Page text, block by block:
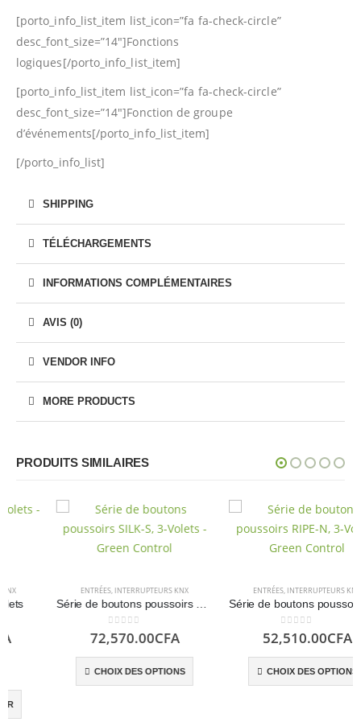
[porto_info_list_item list_icon=”fa fa-check-circle”
desc_font_size=”14″]Fonctions
logiques[/porto_info_list_item]
[porto_info_list_item list_icon=”fa fa-check-circle”
desc_font_size=”14″]Fonction de groupe
d’événements[/porto_info_list_item]
[/porto_info_list]
SHIPPING
TÉLÉCHARGEMENTS
INFORMATIONS COMPLÉMENTAIRES
AVIS (0)
VENDOR INFO
MORE PRODUCTS
PRODUITS SIMILAIRES
INTERRUPTEURS KNX
Série de boutons poussoirs SILK-S, 3-Volet – Green Controls
sur 5
72,570.00CFA
CHOIX DES OPTIONS
INTERRUPTEURS KNX
Série de boutons poussoirs RIPE-N, 3-Volet – Green Controls
sur 5
52,510.00CFA
CHOIX DES OPTIONS